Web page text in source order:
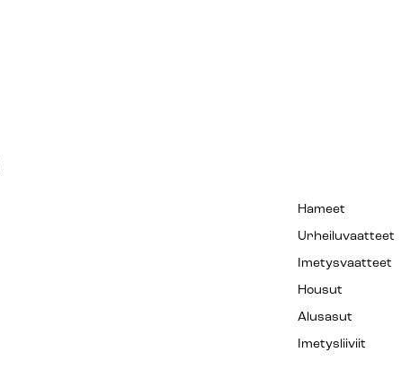
Hameet
Urheiluvaatteet
Imetysvaatteet
Housut
Alusasut
Imetysliiviit